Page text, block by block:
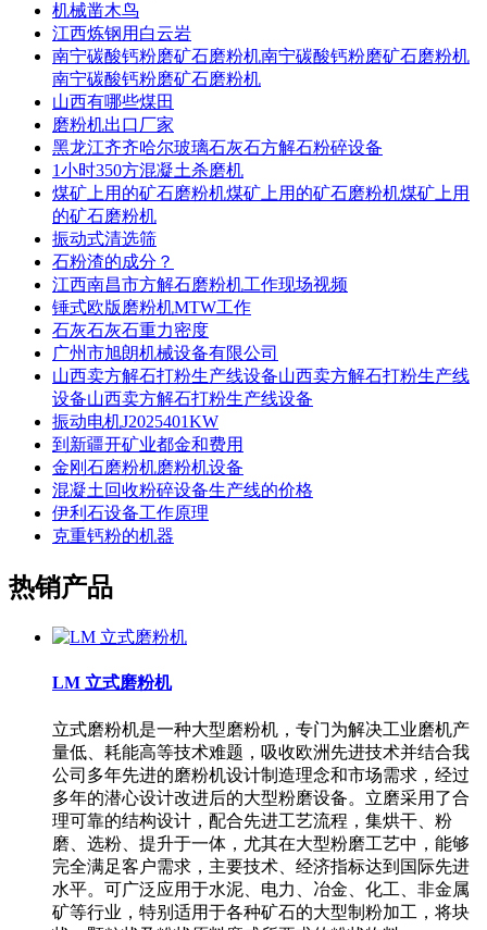
机械凿木鸟
江西炼钢用白云岩
南宁碳酸钙粉磨矿石磨粉机南宁碳酸钙粉磨矿石磨粉机
南宁碳酸钙粉磨矿石磨粉机
山西有哪些煤田
磨粉机出口厂家
黑龙江齐齐哈尔玻璃石灰石方解石粉碎设备
1小时350方混凝土杀磨机
煤矿上用的矿石磨粉机煤矿上用的矿石磨粉机煤矿上用
的矿石磨粉机
振动式清选筛
石粉渣的成分？
江西南昌市方解石磨粉机工作现场视频
锤式欧版磨粉机MTW工作
石灰石灰石重力密度
广州市旭朗机械设备有限公司
山西卖方解石打粉生产线设备山西卖方解石打粉生产线
设备山西卖方解石打粉生产线设备
振动电机J2025401KW
到新疆开矿业都金和费用
金刚石磨粉机磨粉机设备
混凝土回收粉碎设备生产线的价格
伊利石设备工作原理
克重钙粉的机器
热销产品
LM 立式磨粉机
立式磨粉机是一种大型磨粉机，专门为解决工业磨机产
量低、耗能高等技术难题，吸收欧洲先进技术并结合我
公司多年先进的磨粉机设计制造理念和市场需求，经过
多年的潜心设计改进后的大型粉磨设备。立磨采用了合
理可靠的结构设计，配合先进工艺流程，集烘干、粉
磨、选粉、提升于一体，尤其在大型粉磨工艺中，能够
完全满足客户需求，主要技术、经济指标达到国际先进
水平。可广泛应用于水泥、电力、冶金、化工、非金属
矿等行业，特别适用于各种矿石的大型制粉加工，将块